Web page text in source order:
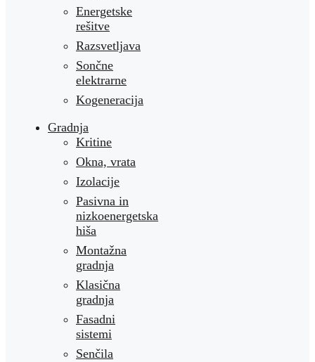
Energetske
rešitve
Razsvetljava
Sončne
elektrarne
Kogeneracija
Gradnja
Kritine
Okna, vrata
Izolacije
Pasivna in
nizkoenergetska
hiša
Montažna
gradnja
Klasična
gradnja
Fasadni
sistemi
Senčila